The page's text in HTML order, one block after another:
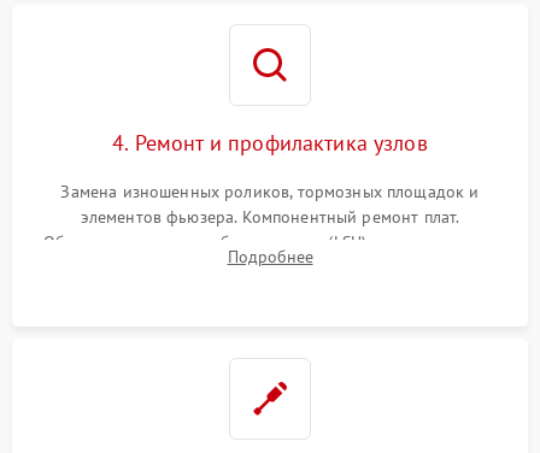
4. Ремонт и профилактика узлов
Замена изношенных роликов, тормозных площадок и
элементов фьюзера. Компонентный ремонт плат.
Обязательная очистка блока лазера (LSU), зеркал и тракта
печати от просыпанного тонера и бумажной пыли.
Подробнее